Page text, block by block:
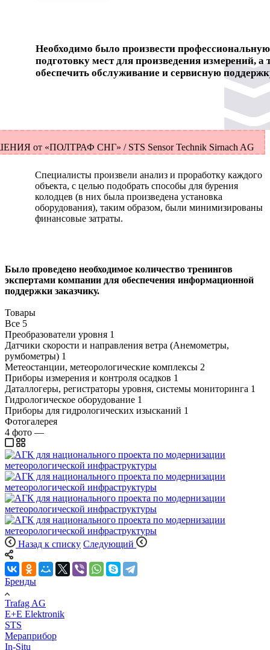
Необходимо было произвести профессиональную
подготовку мест для произведения измерений, а
обеспечить обслуживание и сервисную
от «ПОЛТРАФ СНГ» / STS Sensor Technik Sirnach AG
Специалисты произвели анализ и проработку каждого
объекта, с целью подобрать способы для бурения
колодцев (в них была произведена установка
оборудования), таким образом, были минимизированы
финансовые затраты.
Было проведено необходимое количество тренингов
экспертами компании для обеспечения информационной
поддержки заказчику.
Товары
Все 5
Преобразователи уровня 1
Датчики скорости и направления ветра (Анемометры,
румбометры) 1
Метеостанции, метеорологические комплексы 2
Приборы измерения и контроля осадков 1
Даталлогеры, регистраторы уровня, системы мониторинга 1
Гидрологическое оборудование 1
Приборы для гидрологических изысканий 1
Фотогалерея
4 фото —
Назад к списку Следующий
Бренды
Trafag AG
E+E Elektronik
STS
Мераприбор
In-Situ